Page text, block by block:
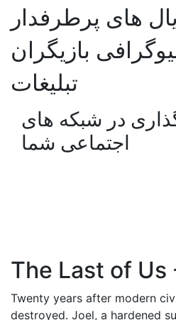
های پرطرفدار
بازیگران
تبلیغات
در شبکه های
اجتماعی شما
The Last of Us
Twenty years after modern
destroyed. Joel, a hardened